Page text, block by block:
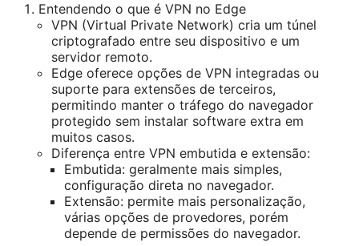
Entendendo o que é VPN no Edge
VPN (Virtual Private Network) cria um túnel
criptografado entre seu dispositivo e um
servidor remoto.
Edge oferece opções de VPN integradas ou
suporte para extensões de terceiros,
permitindo manter o tráfego do navegador
protegido sem instalar software extra em
muitos casos.
Diferença entre VPN embutida e extensão:
Embutida: geralmente mais simples,
configuração direta no navegador.
Extensão: permite mais personalização,
várias opções de provedores, porém
depende de permissões do navegador.